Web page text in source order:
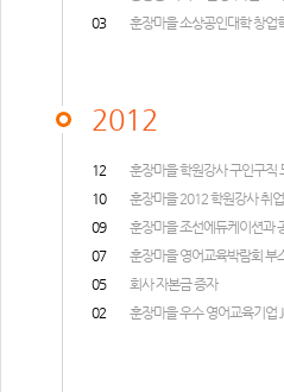
03
훈장마을 소상공인대학 창업
2012
12
훈장마을 학원강사 구인구직
10
훈장마을 2012 학원강사 취
09
훈장마을 조선에듀케이션과
07
훈장마을 영어교육박람회 부
05
회사 자본금 증자
02
훈장마을 우수 영어교육기업